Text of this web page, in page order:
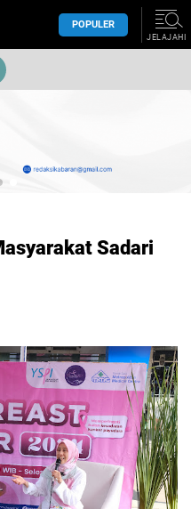
POPULER
JELAJAHI
Sadari